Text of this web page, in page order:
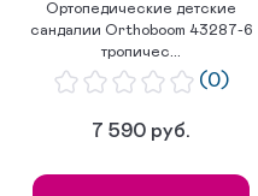
Ортопедические детские
сандалии Orthoboom 43287-6
тропичес...
(0)
7 590 руб.